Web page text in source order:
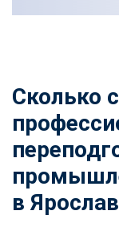
Сколько
в